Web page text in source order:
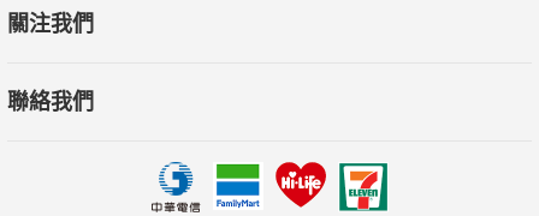
人口老化會導致停滯和衰退，還是迎來創新和人類繁榮的新時
望，是一本必讀的書。
——保羅．艾文（Paul Irving），米爾肯高齡化未來研究中心、
關注我們
聯絡我們